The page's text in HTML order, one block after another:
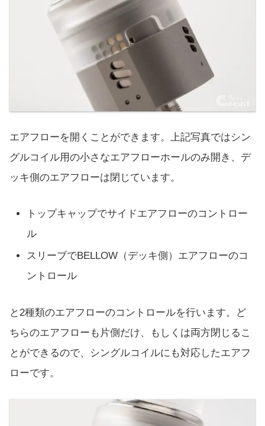
エアフローを開くことができます。上記写真ではシン
グルコイル用の小さなエアフローホールのみ開き、デ
ッキ側のエアフローは閉じています。
トップキャップでサイドエアフローのコントロー
ル
スリーブでBELLOW（デッキ側）エアフローのコ
ントロール
と2種類のエアフローのコントロールを行います。ど
ちらのエアフローも片側だけ、もしくは両方閉じるこ
とができるので、シングルコイルにも対応したエアフ
ローです。